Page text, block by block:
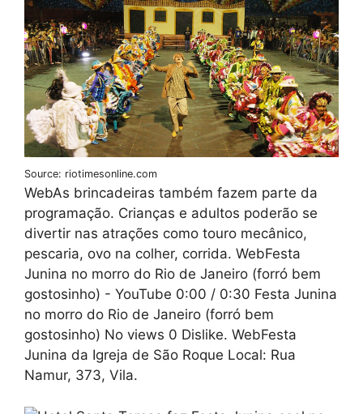
Source: riotimesonline.com
WebAs brincadeiras também fazem parte da
programação. Crianças e adultos poderão se
divertir nas atrações como touro mecânico,
pescaria, ovo na colher, corrida. WebFesta
Junina no morro do Rio de Janeiro (forró bem
gostosinho) - YouTube 0:00 / 0:30 Festa Junina
no morro do Rio de Janeiro (forró bem
gostosinho) No views 0 Dislike. WebFesta
Junina da Igreja de São Roque Local: Rua
Namur, 373, Vila.